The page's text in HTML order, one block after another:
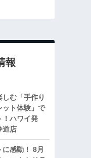
報
しむ「手作り
ット体験」で
！ハワイ発
道店
感動！ 8月